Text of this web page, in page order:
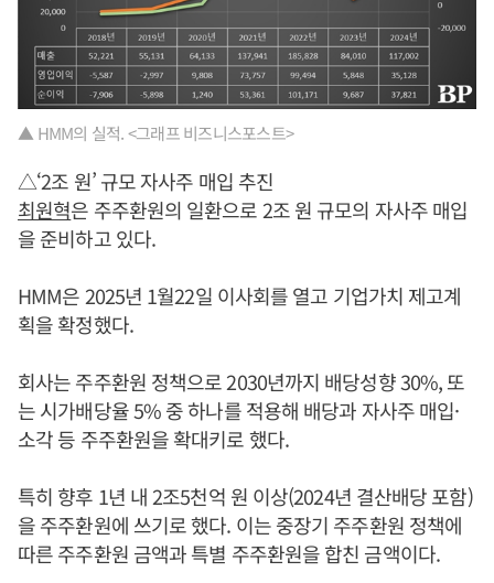
▲ HMM의 실적. <그래프 비즈니스포스트>
△‘2조 원’ 규모 자사주 매입 추진
최원혁은 주주환원의 일환으로 2조 원 규모의 자사주 매입
을 준비하고 있다.
HMM은 2025년 1월22일 이사회를 열고 기업가치 제고계
획을 확정했다.
회사는 주주환원 정책으로 2030년까지 배당성향 30%, 또
는 시가배당율 5% 중 하나를 적용해 배당과 자사주 매입·
소각 등 주주환원을 확대키로 했다.
특히 향후 1년 내 2조5천억 원 이상(2024년 결산배당 포함)
을 주주환원에 쓰기로 했다. 이는 중장기 주주환원 정책에
따른 주주환원 금액과 특별 주주환원을 합친 금액이다.